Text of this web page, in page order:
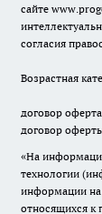
сайте
согласия
Возрастная
договор
договор
«На
технологии
информации на
относящихся к